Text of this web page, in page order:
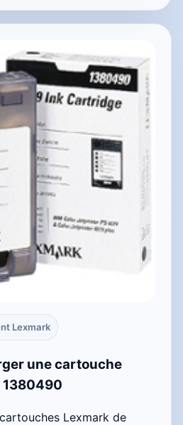
Lexmark
une cartouche
1380490
Lexmark de